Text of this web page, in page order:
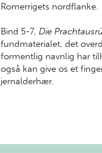
Romerrigets nordflanke.
Bind 5-7,Die
fundmaterialet, det
formentlig navnlig har
også kan give os et
jernalderhær.